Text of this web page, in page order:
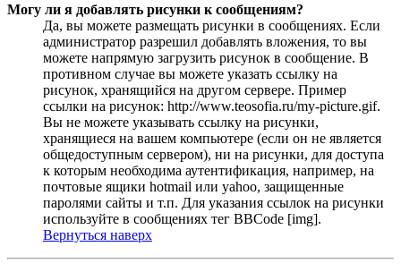
Могу ли я добавлять рисунки к сообщениям?
Да, вы можете размещать рисунки в сообщениях. Если
администратор разрешил добавлять вложения, то вы
можете напрямую загрузить рисунок в сообщение. В
противном случае вы можете указать ссылку на
рисунок, хранящийся на другом сервере. Пример
ссылки на рисунок: http://www.teosofia.ru/my-picture.gif.
Вы не можете указывать ссылку на рисунки,
хранящиеся на вашем компьютере (если он не является
общедоступным сервером), ни на рисунки, для доступа
к которым необходима аутентификация, например, на
почтовые ящики hotmail или yahoo, защищенные
паролями сайты и т.п. Для указания ссылок на рисунки
используйте в сообщениях тег BBCode [img].
Вернуться наверх